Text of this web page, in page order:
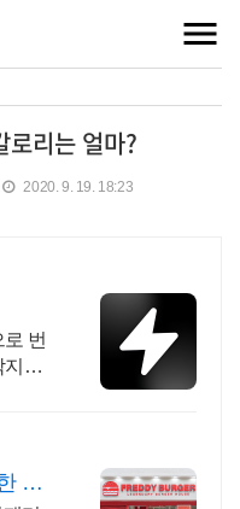
로리는 얼마?
2020. 9. 19. 18:23
번
지에
수